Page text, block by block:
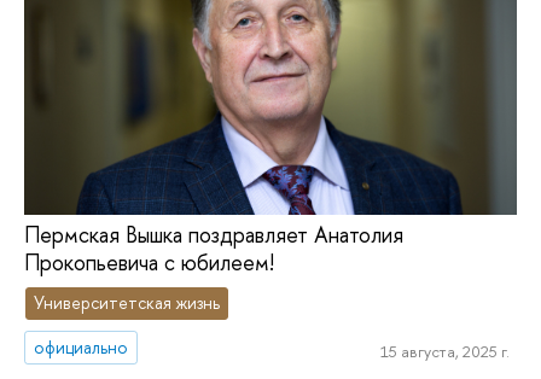
Пермская Вышка поздравляет Анатолия
Прокопьевича с юбилеем!
Университетская жизнь
официально
15 августа, 2025 г.